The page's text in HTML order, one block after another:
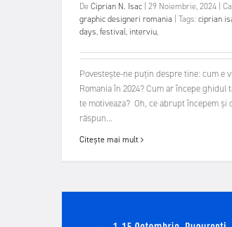
De Ciprian N. Isac 29 Noiembrie, 2024
graphic designeri romania
Tags:ciprian
days,festival, interviu,
Povestește-ne puțin despre tine: cum e
Romania în 2024? Cum ar începe ghidul
te motiveaza? Oh, ce abrupt începem și
răspun...
Citește mai mult